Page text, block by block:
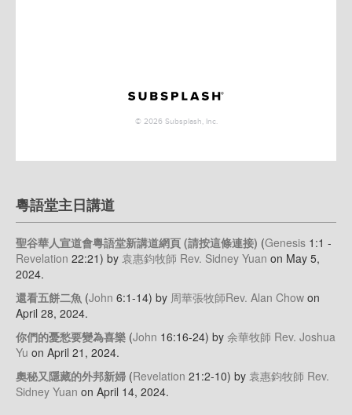
粵語堂主日講道
聖谷華人宣道會粵語堂新講道網頁 (請按這條連接) (Genesis 1:1 -
Revelation 22:21) by 袁惠鈞牧師 Rev. Sidney Yuan on May 5,
2024.
還看五餅二魚 (John 6:1-14) by 周華張牧師Rev. Alan Chow on
April 28, 2024.
你們的憂愁要變為喜樂 (John 16:16-24) by 余華牧師 Rev. Joshua
Yu on April 21, 2024.
奧秘又隱藏的外邦新婦 (Revelation 21:2-10) by 袁惠鈞牧師 Rev.
Sidney Yuan on April 14, 2024.